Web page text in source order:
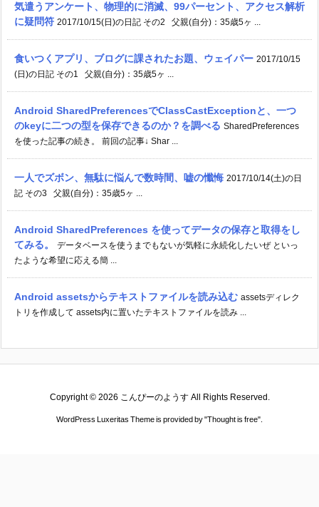
気遣うアンケート、物理的に消滅、99パーセント、アクセス解析
に疑問符 2017/10/15(日)の日記 その2 父親(自分)：35歳5ヶ ...
食いつくアプリ、ブログに課されたお題、ウェイパー 2017/10/15
(日)の日記 その1 父親(自分)：35歳5ヶ ...
Android SharedPreferencesでClassCastExceptionと、一つ
のkeyに二つの型を保存できるのか？を調べる SharedPreferences
を使った記事の続き。 前回の記事↓ Shar ...
一人でズボン、無駄に悩んで数時間、嘘の懺悔 2017/10/14(土)の日
記 その3 父親(自分)：35歳5ヶ ...
Android SharedPreferences を使ってデータの保存と取得をし
てみる。
データベースを使うまでもないが気軽に永続化したいぜ といっ
たような希望に応える簡 ...
Android assetsからテキストファイルを読み込む assetsディレク
トリを作成して assets内に置いたテキストファイルを読み ...
Copyright © 2026 こんぴーのようすAll Rights Reserved.
WordPress Luxeritas Theme is provided by "Thought is free".